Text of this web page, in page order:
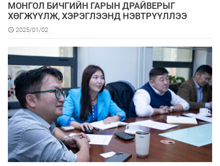
МОНГОЛ БИЧГИЙН ГАРЫН ДРАЙВЕРЫГ
ХӨГЖҮҮЛЖ, ХЭРЭГЛЭЭНД НЭВТРҮҮЛЛЭЭ
2025/01/02